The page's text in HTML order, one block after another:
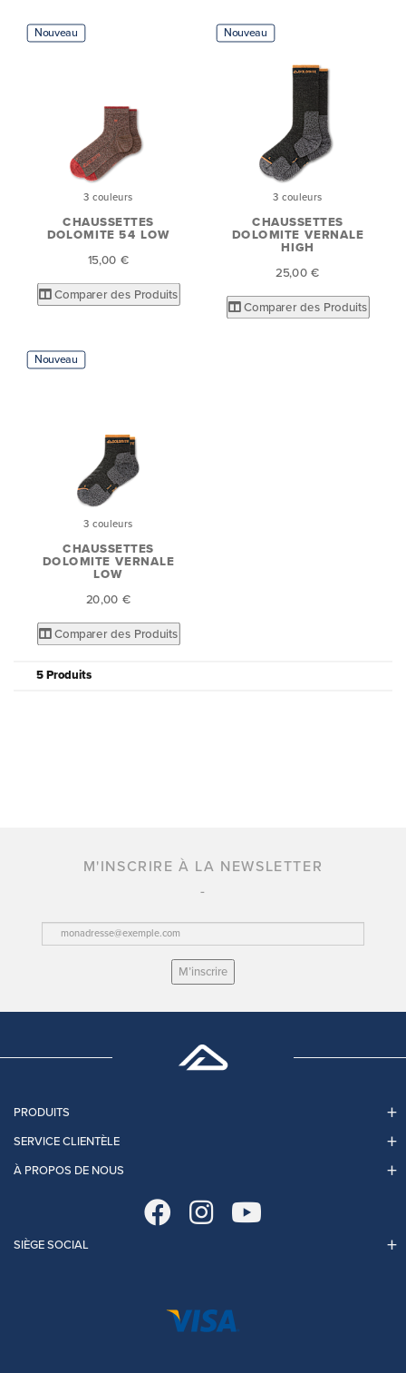
Nouveau
3 couleurs
CHAUSSETTES
DOLOMITE 54 LOW
15,00 €
Comparer des Produits
Nouveau
3 couleurs
CHAUSSETTES
DOLOMITE VERNALE
HIGH
25,00 €
Comparer des Produits
Nouveau
3 couleurs
CHAUSSETTES
DOLOMITE VERNALE
LOW
20,00 €
Comparer des Produits
5 Produits
M'INSCRIRE À LA NEWSLETTER
M’inscrire
PRODUITS
SERVICE CLIENTÈLE
À PROPOS DE NOUS
SIÈGE SOCIAL